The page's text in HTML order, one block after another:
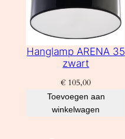
Hanglamp ARENA 35
zwart
€ 105,00
Toevoegen aan
winkelwagen